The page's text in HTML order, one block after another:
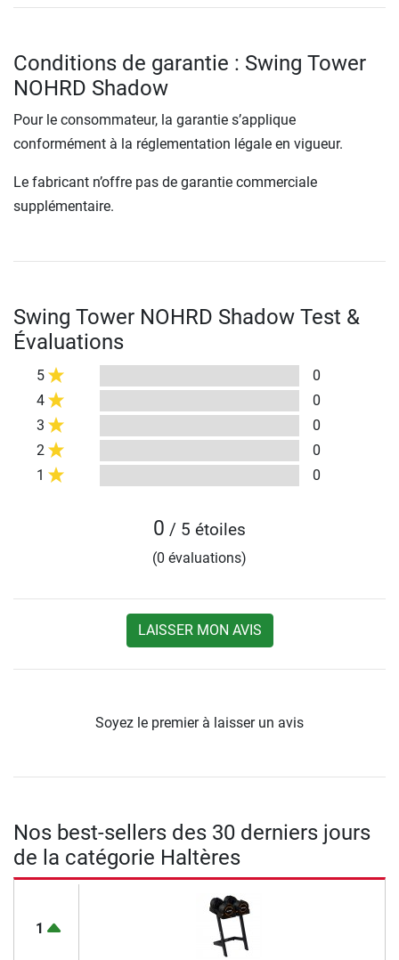
Conditions de garantie : Swing Tower
NOHRD Shadow
Pour le consommateur, la garantie s’applique
conformément à la réglementation légale en vigueur.
Le fabricant n’offre pas de garantie commerciale
supplémentaire.
Swing Tower NOHRD Shadow Test &
Évaluations
5
0
4
0
3
0
2
0
1
0
0 / 5 étoiles
(0 évaluations)
LAISSER MON AVIS
Soyez le premier à laisser un avis
Nos best-sellers des 30 derniers jours
de la catégorie Haltères
1